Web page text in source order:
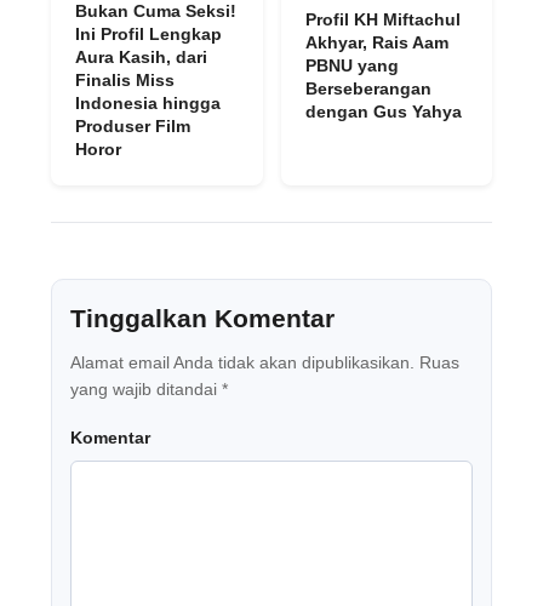
Bukan Cuma Seksi!
Ini Profil Lengkap
Aura Kasih, dari
Finalis Miss
Indonesia hingga
Produser Film
Horor
Profil KH Miftachul
Akhyar, Rais Aam
PBNU yang
Berseberangan
dengan Gus Yahya
Tinggalkan Komentar
Alamat email Anda tidak akan dipublikasikan. Ruas
yang wajib ditandai *
Komentar